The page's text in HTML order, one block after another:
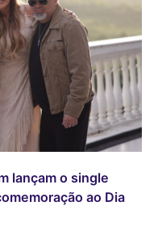
lançam o single
ao Dia